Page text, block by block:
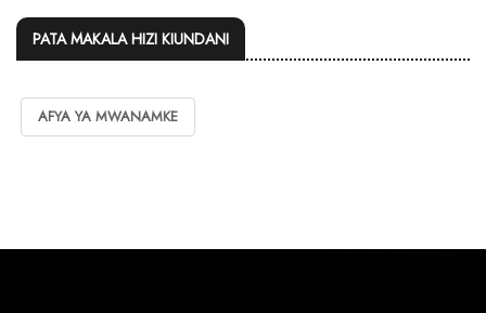
PATA MAKALA HIZI KIUNDANI
AFYA YA MWANAMKE